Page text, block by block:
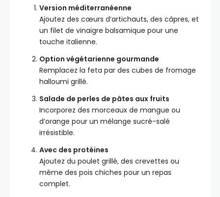
Version méditerranéenne
Ajoutez des cœurs d’artichauts, des câpres, et
un filet de vinaigre balsamique pour une
touche italienne.
Option végétarienne gourmande
Remplacez la feta par des cubes de fromage
halloumi grillé.
Salade de perles de pâtes aux fruits
Incorporez des morceaux de mangue ou
d’orange pour un mélange sucré-salé
irrésistible.
Avec des protéines
Ajoutez du poulet grillé, des crevettes ou
même des pois chiches pour un repas
complet.